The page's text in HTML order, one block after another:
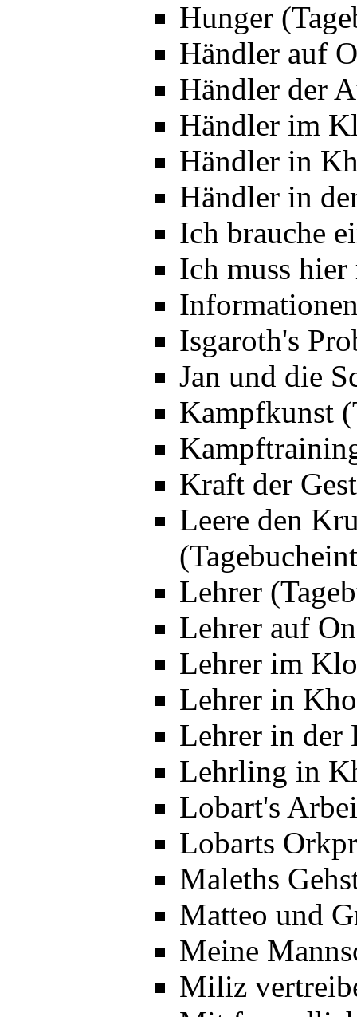
Hunger
Händler auf
Händler der
Händler im
Händler in
Händler in
Ich brauche
Ich muss hier
Isgaroth's
Jan und die
Kampfkunst
Kraft der
Leere den
Lehrer
Lehrer auf
Lehrer im
Lehrer in
Lehrer in der
Lehrling in
Lobart's
Lobarts
Maleths
Matteo und
Meine
Miliz